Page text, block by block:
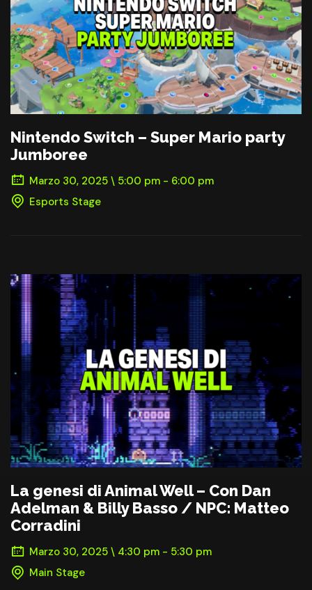
Nintendo Switch – Super Mario party
Jumboree
Marzo 30, 2025 \ 5:00 pm - 6:00 pm
Esports Stage
La genesi di Animal Well – Con Dan
Adelman & Billy Basso / NPC: Matteo
Corradini
Marzo 30, 2025 \ 4:30 pm - 5:30 pm
Main Stage